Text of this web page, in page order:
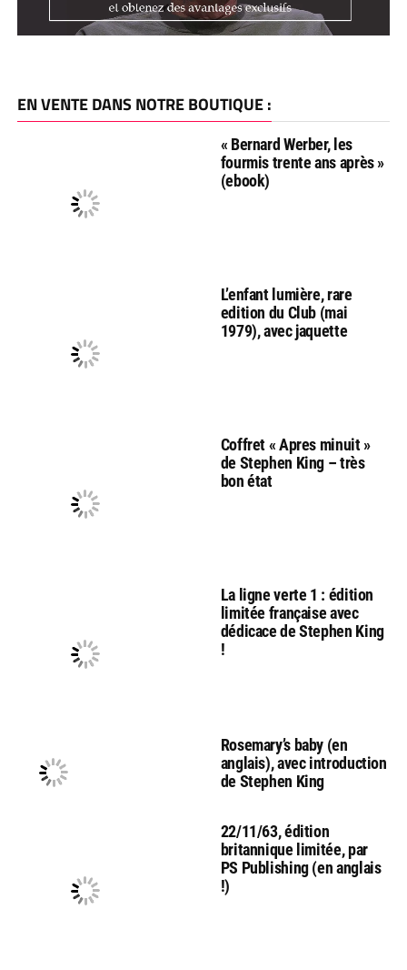
EN VENTE DANS NOTRE BOUTIQUE :
« Bernard Werber, les
fourmis trente ans après »
(ebook)
L’enfant lumière, rare
edition du Club (mai
1979), avec jaquette
Coffret « Apres minuit »
de Stephen King – très
bon état
La ligne verte 1 : édition
limitée française avec
dédicace de Stephen King
!
Rosemary’s baby (en
anglais), avec introduction
de Stephen King
22/11/63, édition
britannique limitée, par
PS Publishing (en anglais
!)